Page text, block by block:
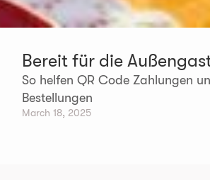
Bereit für die
So helfen QR Code Zahlungen
Bestellungen
March 18, 2025